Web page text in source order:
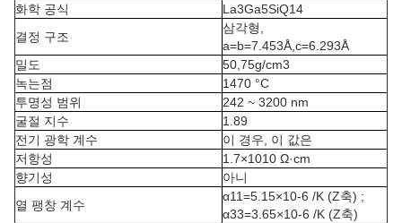
화학 공식
La3Ga5SiQ14
결정 구조
삼각형,
a=b=7.453Å,c=6.293Å
밀도
50,75g/cm3
녹는점
1470 °C
투명성 범위
242 ~ 3200 nm
굴절 지수
1.89
전기 광학 계수
이 경우, 이 값은
저항성
1.7×1010 Ω·cm
향기성
아니
열 팽창 계수
α11=5.15×10-6 /K (Z축) ;
α33=3.65×10-6 /K (Z축)